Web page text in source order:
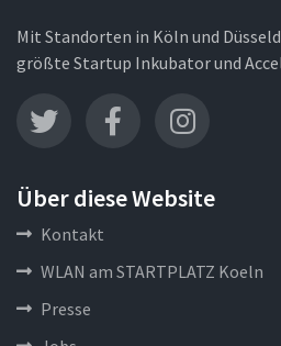
Mit Standorten in Köln und
größte Startup Inkubator und
Über diese Website
Kontakt
WLAN am STARTPLATZ Koeln
Presse